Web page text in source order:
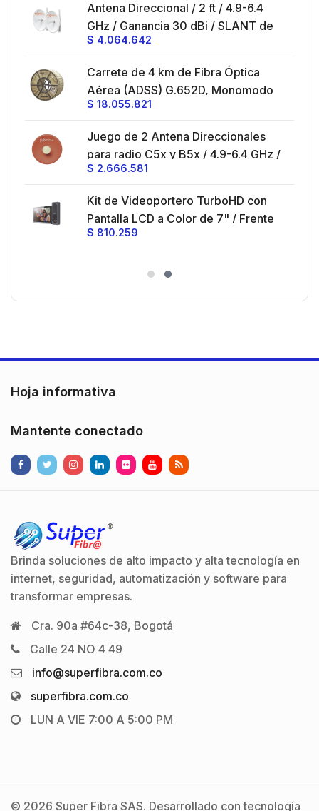
hasta 80 km, Conectores N-hembra,
montaje con alineación milimétrica.
Antena Direccional / 2 ft / 4.9-6.4
GHz / Ganancia 30 dBi / SLANT de
45 ° y 90 ° / Conector N-Hembra /
Montaje y jumpers incluidos.
$ 4.064.642
Carrete de 4 km de Fibra Óptica
Aérea (ADSS) G.652D, Monomodo
de 24 Hilos, Exterior, Span 200,
$ 18.055.821
Juego de 2 Antena Direccionales
para radio C5x y B5x / 4.9-6.4 GHz /
Ganancia 27 dBi / Montaje incluido.
$ 2.666.581
Kit de Videoportero TurboHD con
Pantalla LCD a Color de 7" / Frente
de Calle para Exterior de
)130° de Visión (Gran Angular)
$ 810.259
Hoja informativa
Mantente conectado
Brinda soluciones de alto impacto y alta tecnología en
internet, seguridad, automatización y software para
transformar empresas.
Cra. 90a #64c-38, Bogotá
Calle 24 NO 4 49
info@superfibra.com.co
superfibra.com.co
LUN A VIE 7:00 A 5:00 PM
© 2026 Super Fibra SAS. Desarrollado con tecnología